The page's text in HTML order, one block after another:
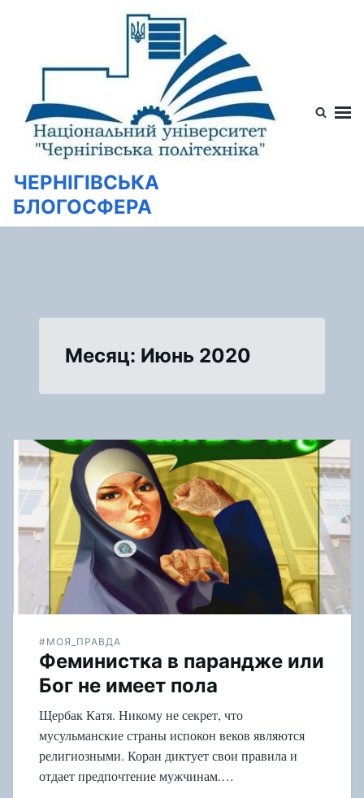
содержимому
ЧЕРНІГІВСЬКА
БЛОГОСФЕРА
Месяц: Июнь 2020
#МОЯ_ПРАВДА
Феминистка в парандже или
Бог не имеет пола
Щербак Катя. Никому не секрет, что
мусульманские страны испокон веков являются
религиозными. Коран диктует свои правила и
отдает предпочтение мужчинам.…